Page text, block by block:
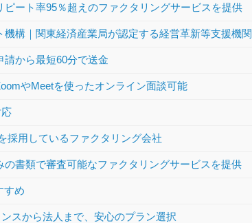
ピート率95％超えのファクタリングサービスを提供
機構｜関東経済産業局が認定する経営革新等支援機関
請から最短60分で送金
やMeetを使ったオンライン面談可能
採用しているファクタリング会社
の書類で審査可能なファクタリングサービスを提供
すめ
スから法人まで、安心のプラン選択